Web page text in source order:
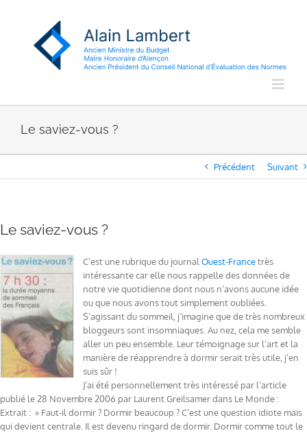
Le saviez-vous ?
Précédent Suivant
Le saviez-vous ?
C’est une rubrique du journal Ouest-Francetrès
intéressante car elle nous rappelle des données de
notre vie quotidienne dont nous n’avons aucune idée
ou que nous avons tout simplement oubliées.
S’agissant du sommeil, j’imagine que de très nombreux
bloggeurs sont insomniaques. Au nez, cela me semble
aller un peu ensemble. Leur témoignage sur l’art et la
manière de réapprendre à dormir serait très utile, j’en
suis sûr !
J’ai été personnellement très intéressé par l’article
publié le 28 Novembre 2006 par Laurent Greilsamer dans Le Monde :
Extrait : » Faut-il dormir ? Dormir beaucoup ? C’est une question idiote mais
qui devient centrale. Il est devenu ringard de dormir. Dormir comme tout le